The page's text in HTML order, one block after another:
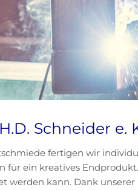
Schneider e.
fertigen wir
für ein kreatives
werden kann. Dank